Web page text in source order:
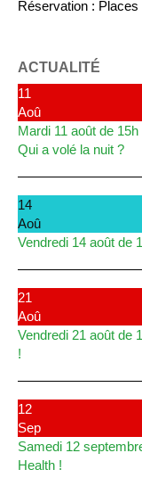
Réservation :
ACTUALITÉ
11
Aoû
Mardi 11 août de
Qui a volé la nuit ?
14
Aoû
Vendredi 14 août de
21
Aoû
Vendredi 21 août de
!
12
Sep
Samedi 12
Health !